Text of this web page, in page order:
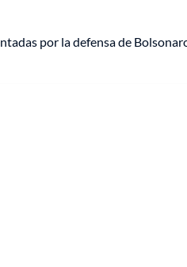
por la defensa de